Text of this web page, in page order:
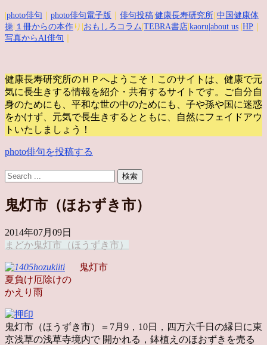
photo俳句 photo俳句電子版 俳句投稿 健康長寿研究所 中国健康体
操 １冊からの本作 り| おもしろコラム TEBRA書店 kaoru |about us HP
写真からAI俳句
健康長寿研究所のＨＰへようこそ！このサイトは、健康で元
気に長生きする情報を紹介・共有するサイトです。
ご自分自
身のためにも、平和な世の中のためにも、子や孫や国に迷惑
をかけず、元気で長生きするとともに、自然にフェイドアウ
トいたしましょう！
photo俳句を投稿する
鬼灯市（ほおずき市）
2014年07月09日
まどか鬼灯市（ほうずき市）
鬼灯市
夏負け厄除けの
かえり雨
鬼灯市（ほうずき市）＝7月9，10日，四万六千日の縁日に東
京浅草の浅草寺境内で 開かれる，鉢植えのほおずきを売る